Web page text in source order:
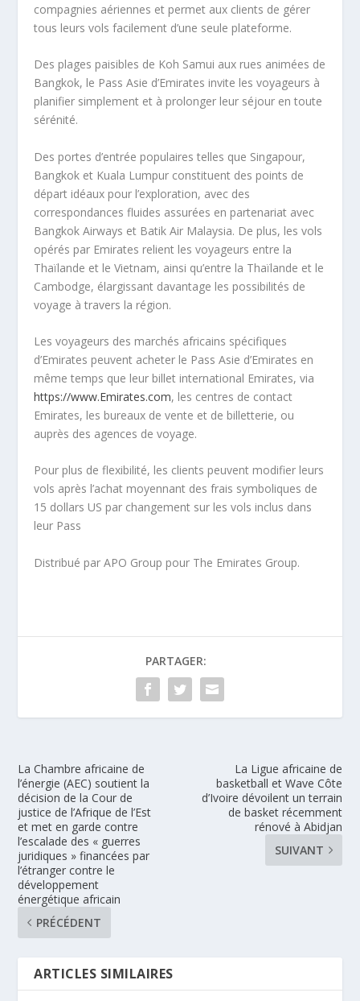
compagnies aériennes et permet aux clients de gérer
tous leurs vols facilement d’une seule plateforme.
Des plages paisibles de Koh Samui aux rues animées de
Bangkok, le Pass Asie d’Emirates invite les voyageurs à
planifier simplement et à prolonger leur séjour en toute
sérénité.
Des portes d’entrée populaires telles que Singapour,
Bangkok et Kuala Lumpur constituent des points de
départ idéaux pour l’exploration, avec des
correspondances fluides assurées en partenariat avec
Bangkok Airways et Batik Air Malaysia. De plus, les vols
opérés par Emirates relient les voyageurs entre la
Thaïlande et le Vietnam, ainsi qu’entre la Thaïlande et le
Cambodge, élargissant davantage les possibilités de
voyage à travers la région.
Les voyageurs des marchés africains spécifiques
d’Emirates peuvent acheter le Pass Asie d’Emirates en
même temps que leur billet international Emirates, via
https://www.Emirates.com, les centres de contact
Emirates, les bureaux de vente et de billetterie, ou
auprès des agences de voyage.
Pour plus de flexibilité, les clients peuvent modifier leurs
vols après l’achat moyennant des frais symboliques de
15 dollars US par changement sur les vols inclus dans
leur Pass
Distribué par APO Group pour The Emirates Group.
PARTAGER:
La Chambre africaine de
l’énergie (AEC) soutient la
décision de la Cour de
justice de l’Afrique de l’Est
et met en garde contre
l’escalade des « guerres
juridiques » financées par
l’étranger contre le
développement
énergétique africain
PRÉCÉDENT
La Ligue africaine de
basketball et Wave Côte
d’Ivoire dévoilent un terrain
de basket récemment
rénové à Abidjan
SUIVANT
ARTICLES SIMILAIRES